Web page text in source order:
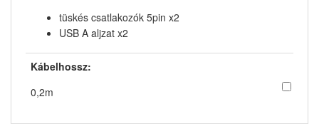
tüskés csatlakozók 5pin x2
USB A aljzat x2
Kábelhossz:
0,2m